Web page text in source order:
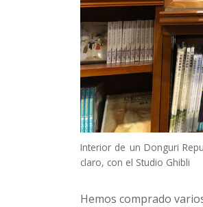
Interior de un Donguri
claro, con el Studio Ghibli
Hemos comprado